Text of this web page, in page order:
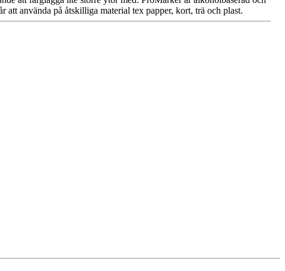
använda på åtskilliga material tex papper, kort, trä och plast.